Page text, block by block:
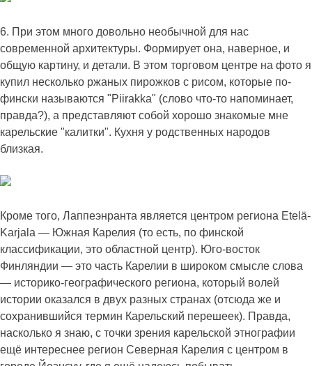
6. При этом много довольно необычной для нас
современной архитектуры. Формирует она, наверное, и
общую картину, и детали. В этом торговом центре на фото я
купил несколько ржаных пирожков с рисом, которые по-
фински называются "Piirakka" (слово что-то напоминает,
правда?), а представляют собой хорошо знакомые мне
карельские "калитки". Кухня у родственных народов
близкая.
Кроме того, Лаппеэнранта является центром региона Etelä-
Karjala — Южная Карелия (то есть, по финской
классификации, это областной центр). Юго-восток
Финляндии — это часть Карелии в широком смысле слова
— историко-географического региона, который волей
истории оказался в двух разных странах (отсюда же и
сохранившийся термин Карельский перешеек). Правда,
насколько я знаю, с точки зрения карельской этнографии
ещё интереснее регион Северная Карелия с центром в